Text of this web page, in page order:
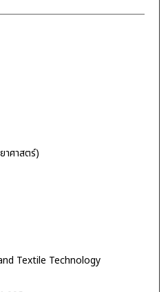
าศาสตร์)
Textile Technology